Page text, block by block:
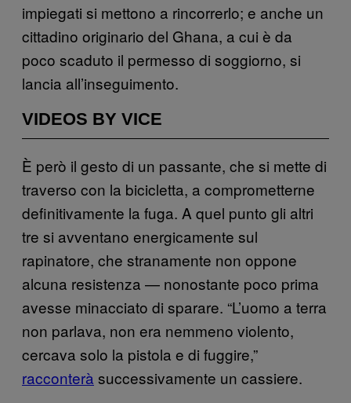
impiegati si mettono a rincorrerlo; e anche un
cittadino originario del Ghana, a cui è da
poco scaduto il permesso di soggiorno, si
lancia all’inseguimento.
VIDEOS BY VICE
È però il gesto di un passante, che si mette di
traverso con la bicicletta, a comprometterne
definitivamente la fuga. A quel punto gli altri
tre si avventano energicamente sul
rapinatore, che stranamente non oppone
alcuna resistenza — nonostante poco prima
avesse minacciato di sparare. “L’uomo a terra
non parlava, non era nemmeno violento,
cercava solo la pistola e di fuggire,”
racconterà successivamente un cassiere.